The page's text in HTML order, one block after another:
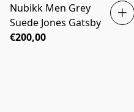
Nubikk Men Grey
Suede Jones Gatsby
€200,00